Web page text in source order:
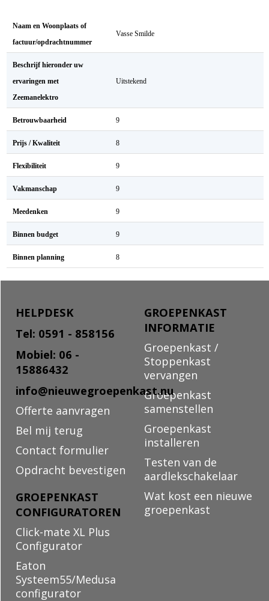
Naam en Woonplaats of
factuur/opdrachtnummer
Vasse Smilde
Beschrijf hieronder uw
ervaringen met
Zeemanelektro
Uitstekend
Betrouwbaarheid 9
Prijs / Kwaliteit 8
Flexibiliteit 9
Vakmanschap 9
Meedenken 9
Binnen budget 9
Binnen planning 8
GROEPENKAST
INFORMATIE
Groepenkast /
Stoppenkast
vervangen
Groepenkast
samenstellen
Groepenkast
installeren
Testen van de
aardlekschakelaar
Wat kost een nieuwe
groepenkast
HELPDESK
Tel: 0591 - 858156
Mobiel: 06 -
15886432
info@nieuwegroepenkast.nu
Offerte aanvragen
Bel mij terug
Contact formulier
Opdracht bevestigen
GROEPENKAST
CONFIGURATOREN
Click-mate XL Plus
Configurator
Eaton
Systeem55/Medusa
configurator